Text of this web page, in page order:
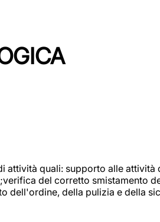
attività quali: supporto alle
del corretto smistamento
dell'ordine, della pulizia e della